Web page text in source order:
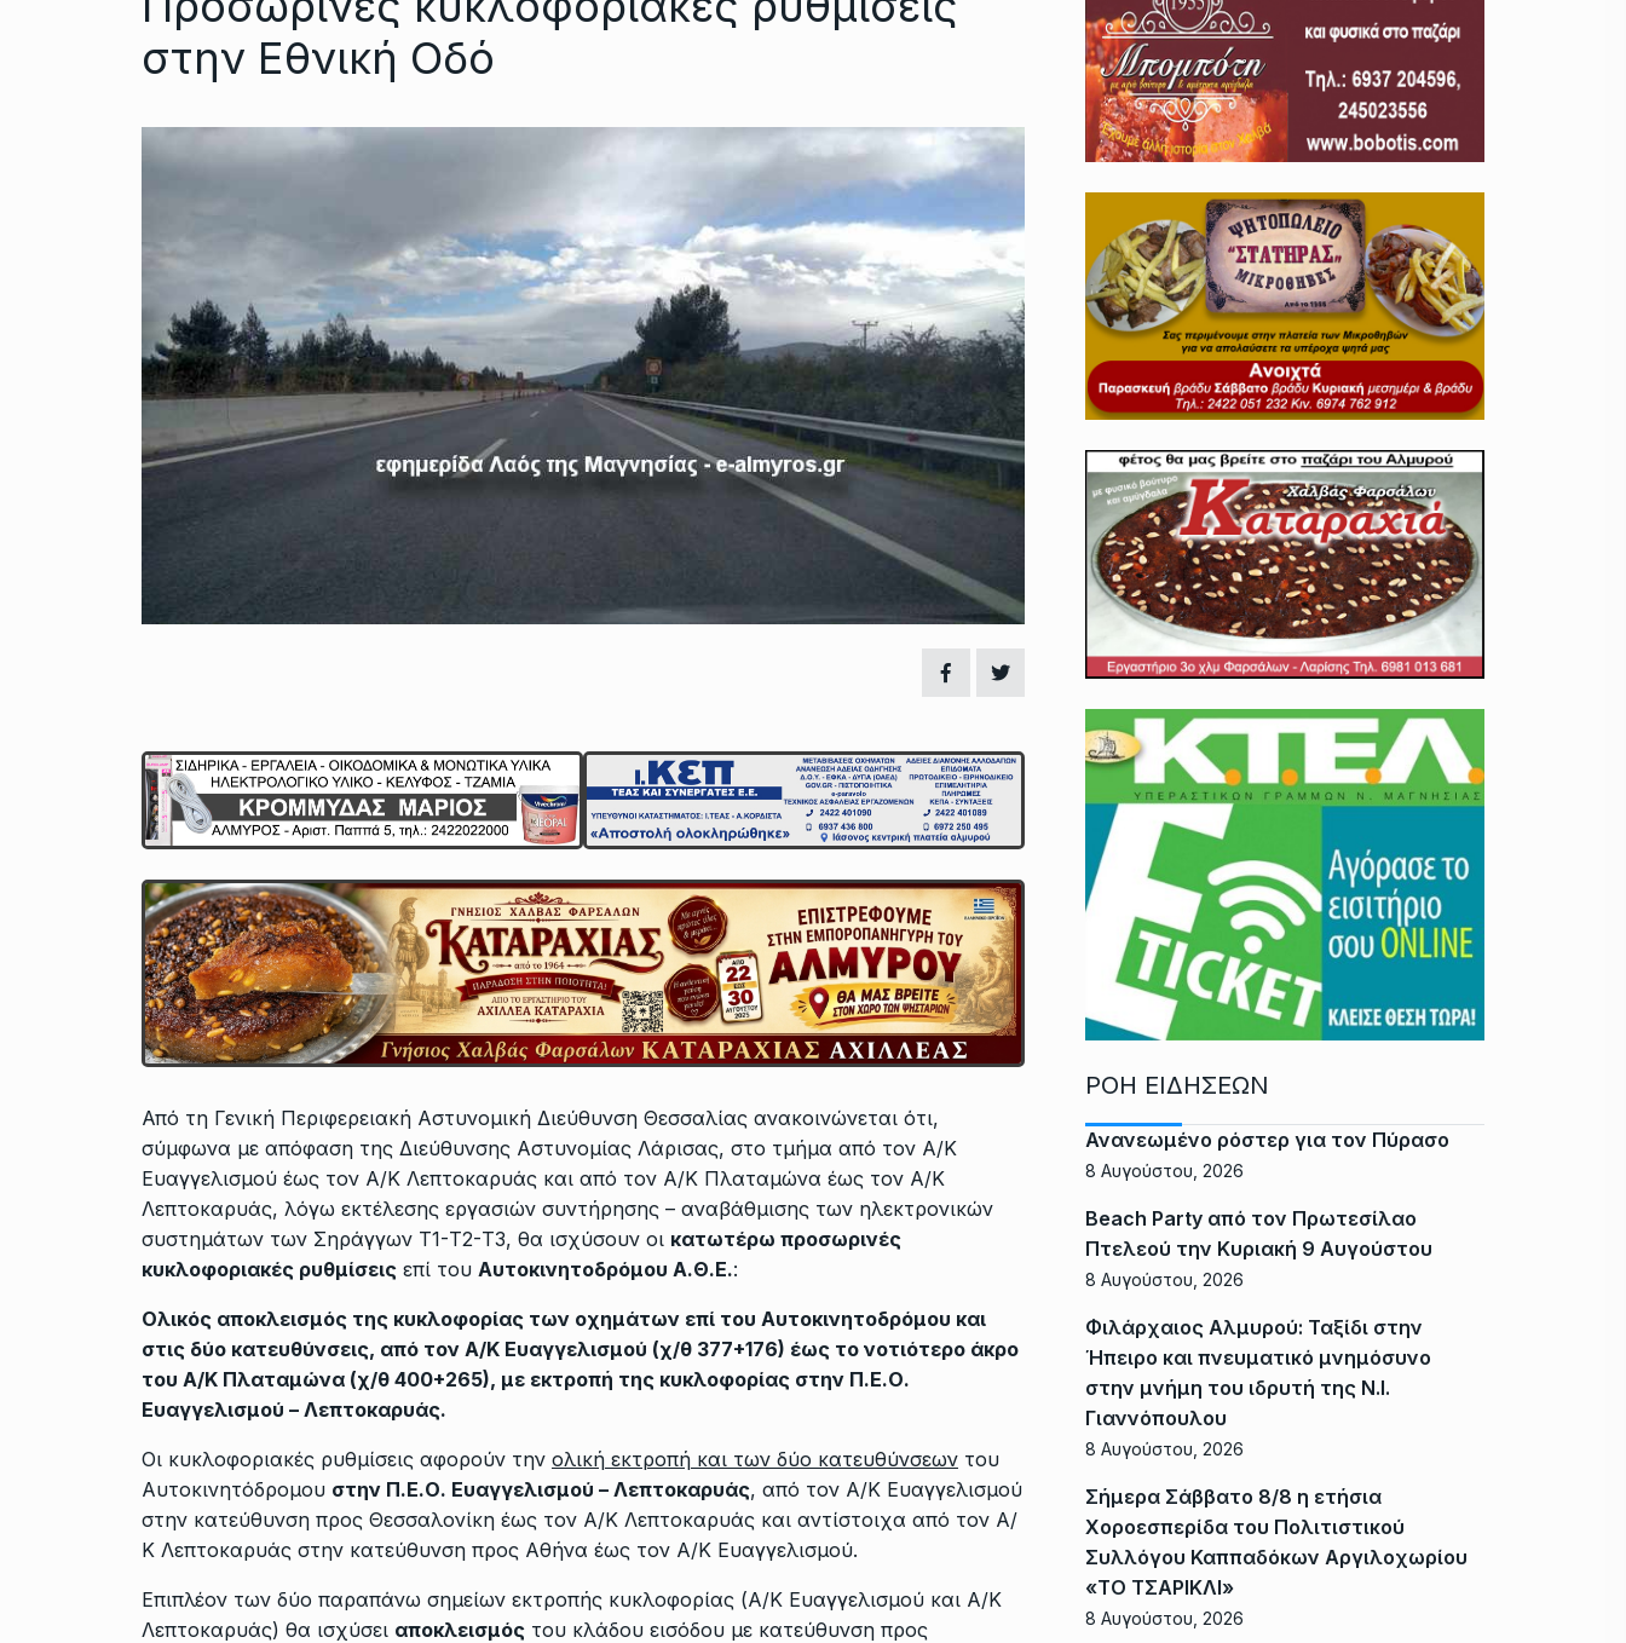
στην Εθνική Οδό
Από τη Γενική Περιφερειακή Αστυνομική Διεύθυνση Θεσσαλίας ανακοινώνεται ότι,
σύμφωνα με απόφαση της Διεύθυνσης Αστυνομίας Λάρισας, στο τμήμα από τον Α/Κ
Ευαγγελισμού έως τον Α/Κ Λεπτοκαρυάς και από τον Α/Κ Πλαταμώνα έως τον Α/Κ
Λεπτοκαρυάς, λόγω εκτέλεσης εργασιών συντήρησης – αναβάθμισης των ηλεκτρονικών
συστημάτων των Σηράγγων Τ1-Τ2-Τ3, θα ισχύσουν οι κατωτέρω προσωρινές
κυκλοφοριακές ρυθμίσεις επί του Αυτοκινητοδρόμου Α.Θ.Ε.:
Ολικός αποκλεισμός της κυκλοφορίας των οχημάτων επί του Αυτοκινητοδρόμου και
στις δύο κατευθύνσεις, από τον Α/Κ Ευαγγελισμού (χ/θ 377+176) έως το νοτιότερο άκρο
του Α/Κ Πλαταμώνα (χ/θ 400+265), με εκτροπή της κυκλοφορίας στην Π.Ε.Ο.
Ευαγγελισμού – Λεπτοκαρυάς.
Οι κυκλοφοριακές ρυθμίσεις αφορούν την ολική εκτροπή και των δύο κατευθύνσεων του
Αυτοκινητόδρομου στην Π.Ε.Ο. Ευαγγελισμού – Λεπτοκαρυάς, από τον Α/Κ Ευαγγελισμού
στην κατεύθυνση προς Θεσσαλονίκη έως τον Α/Κ Λεπτοκαρυάς και αντίστοιχα από τον Α/
Κ Λεπτοκαρυάς στην κατεύθυνση προς Αθήνα έως τον Α/Κ Ευαγγελισμού.
Επιπλέον των δύο παραπάνω σημείων εκτροπής κυκλοφορίας (Α/Κ Ευαγγελισμού και Α/Κ
Λεπτοκαρυάς) θα ισχύσει αποκλεισμός του κλάδου εισόδου με κατεύθυνση προς
ΡΟΗ ΕΙΔΗΣΕΩΝ
Ανανεωμένο ρόστερ για τον Πύρασο
8 Αυγούστου, 2026
Beach Party από τον Πρωτεσίλαο
Πτελεού την Κυριακή 9 Αυγούστου
8 Αυγούστου, 2026
Φιλάρχαιος Αλμυρού: Ταξίδι στην
Ήπειρο και πνευματικό μνημόσυνο
στην μνήμη του ιδρυτή της Ν.Ι.
Γιαννόπουλου
8 Αυγούστου, 2026
Σήμερα Σάββατο 8/8 η ετήσια
Χοροεσπερίδα του Πολιτιστικού
Συλλόγου Καππαδόκων Αργιλοχωρίου
«ΤΟ ΤΣΑΡΙΚΛΙ»
8 Αυγούστου, 2026